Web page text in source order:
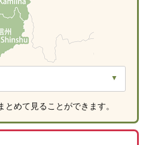
めて見ることができます。